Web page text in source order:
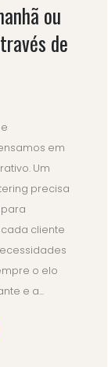
ou
de
em
Um
precisa
cliente
o elo
e a...